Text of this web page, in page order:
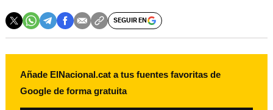
SEGUIR EN
Añade ElNacional.cat a tus fuentes favoritas de
Google de forma gratuita